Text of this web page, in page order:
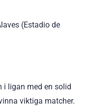
(Estadio de
i ligan med en solid
viktiga matcher.